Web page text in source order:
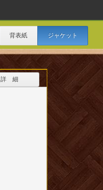
背表紙 ジャケット
詳 細